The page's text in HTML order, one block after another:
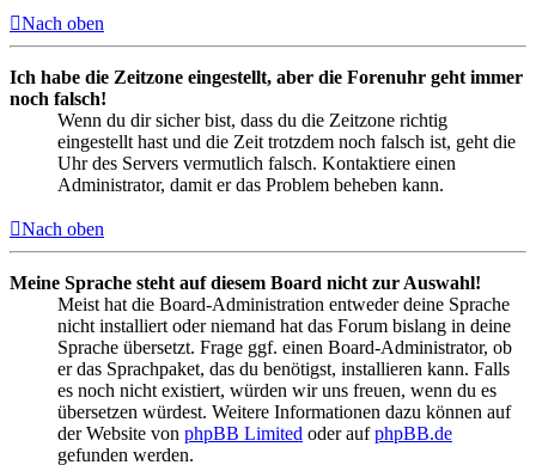
Nach oben
Ich habe die Zeitzone eingestellt, aber die Forenuhr geht immer
noch falsch!
Wenn du dir sicher bist, dass du die Zeitzone richtig
eingestellt hast und die Zeit trotzdem noch falsch ist, geht die
Uhr des Servers vermutlich falsch. Kontaktiere einen
Administrator, damit er das Problem beheben kann.
Nach oben
Meine Sprache steht auf diesem Board nicht zur Auswahl!
Meist hat die Board-Administration entweder deine Sprache
nicht installiert oder niemand hat das Forum bislang in deine
Sprache übersetzt. Frage ggf. einen Board-Administrator, ob
er das Sprachpaket, das du benötigst, installieren kann. Falls
es noch nicht existiert, würden wir uns freuen, wenn du es
übersetzen würdest. Weitere Informationen dazu können auf
der Website von phpBB Limited oder aufphpBB.de
gefunden werden.